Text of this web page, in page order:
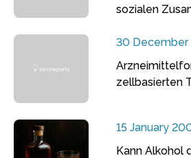
sozialen
30 December
zellbasierten
15 January
Kann Alkohol